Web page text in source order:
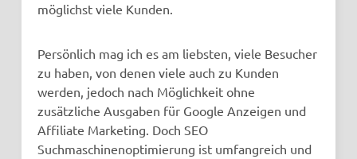
möglichst viele Kunden.
Persönlich mag ich es am liebsten, viele Besucher
zu haben, von denen viele auch zu Kunden
werden, jedoch nach Möglichkeit ohne
zusätzliche Ausgaben für Google Anzeigen und
Affiliate Marketing. Doch SEO
Suchmaschinenoptimierung ist umfangreich und